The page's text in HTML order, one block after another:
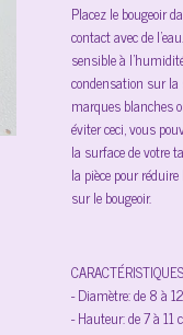
Placez le bougeoir
contact avec de
sensible à
condensation sur la
marques blanches
éviter ceci, vous
la surface de votre
la pièce pour
sur le bougeoir.
- Diamètre: de 8 à
- Hauteur: de 7 à 11